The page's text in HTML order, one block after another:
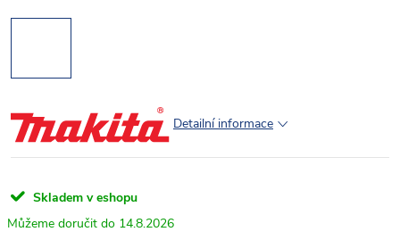
Detailní informace
Skladem v eshopu
14.8.2026